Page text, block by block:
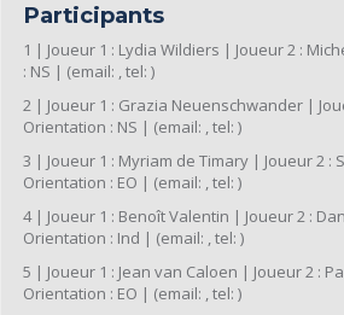
Participants
1 | Joueur 1 : Lydia Wildiers | Joueur 2 :
: NS | (email: , tel: )
2 | Joueur 1 : Grazia Neuenschwander |
Orientation : NS | (email: , tel: )
3 | Joueur 1 : Myriam de Timary | Joueur 2 :
Orientation : EO | (email: , tel: )
4 | Joueur 1 : Benoît Valentin | Joueur 2 :
Orientation : Ind | (email: , tel: )
5 | Joueur 1 : Jean van Caloen | Joueur 2 :
Orientation : EO | (email: , tel: )